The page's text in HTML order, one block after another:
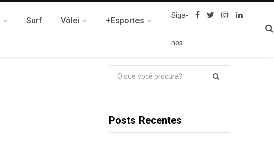
Surf Vôlei +Esportes
Siga-
nos:
F
I
L
Pesquisar
por:
Posts Recentes